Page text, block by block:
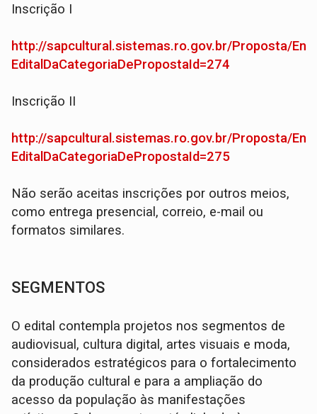
Inscrição I
http://sapcultural.sistemas.ro.gov.br/Proposta/
EditalDaCategoriaDePropostaId=274
Inscrição II
http://sapcultural.sistemas.ro.gov.br/Proposta/
EditalDaCategoriaDePropostaId=275
Não serão aceitas inscrições por outros meios,
como entrega presencial, correio, e-mail ou
formatos similares.
SEGMENTOS
O edital contempla projetos nos segmentos de
audiovisual, cultura digital, artes visuais e moda,
considerados estratégicos para o fortalecimento
da produção cultural e para a ampliação do
acesso da população às manifestações